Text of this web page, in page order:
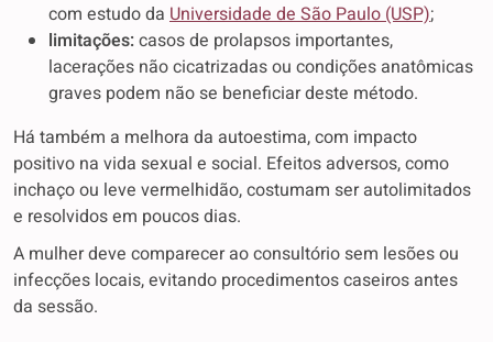
com estudo da Universidade de São Paulo (USP);
limitações:casos de prolapsos importantes,
lacerações não cicatrizadas ou condições anatômicas
graves podem não se beneficiar deste método.
Há também a melhora da autoestima, com impacto
positivo na vida sexual e social. Efeitos adversos, como
inchaço ou leve vermelhidão, costumam ser autolimitados
e resolvidos em poucos dias.
A mulher deve comparecer ao consultório sem lesões ou
infecções locais, evitando procedimentos caseiros antes
da sessão.